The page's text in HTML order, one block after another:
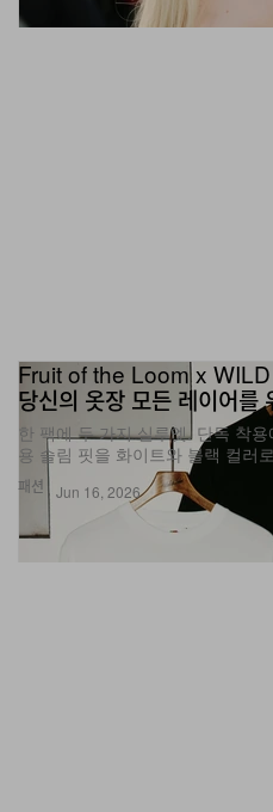
패션
Fruit of the Loom x
당신의 옷장 모든 레이어를
한 팩에 두 가지 실루엣. 단독 착
용 슬림 핏을 화이트와 블랙 컬러
Jun 16, 2026